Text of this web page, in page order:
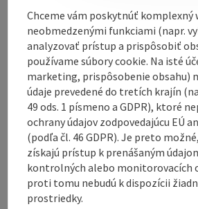
Contact
Opening hours
Arrival
Prices
Suitability
Chceme vám poskytnúť komplexný
neobmedzenými funkciami (napr.
analyzovať prístup a prispôsobiť
používame súbory cookie. Na isté
marketing, prispôsobenie obsahu)
údaje prevedené do tretích krajín
49 ods. 1 písmeno a GDPR), ktoré
ochrany údajov zodpovedajúcu EÚ
(podľa čl. 46 GDPR). Je preto
získajú prístup k prenášaným
kontrolných alebo monitorovacích
proti tomu nebudú k dispozícii
prostriedky.